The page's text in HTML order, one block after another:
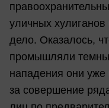
уличных
дело. Оказалось,
промышляли
нападения они
за совершение